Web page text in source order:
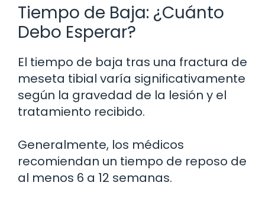
Tiempo de Baja: ¿Cuánto
Debo Esperar?
El tiempo de baja tras una fractura de
meseta tibial varía significativamente
según la gravedad de la lesión y el
tratamiento recibido.
Generalmente, los médicos
recomiendan un tiempo de reposo de
al menos 6 a 12 semanas.